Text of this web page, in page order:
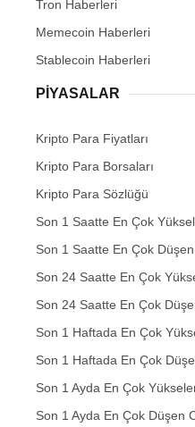
Tron Haberleri
Memecoin Haberleri
Stablecoin Haberleri
PIYASALAR
Kripto Para Fiyatları
Kripto Para Borsaları
Kripto Para Sözlüğü
Son 1 Saatte En Çok
Son 1 Saatte En Çok
Son 24 Saatte En Çok
Son 24 Saatte En Çok
Son 1 Haftada En Çok
Son 1 Haftada En Çok
Son 1 Ayda En Çok
Son 1 Ayda En Çok Düşen